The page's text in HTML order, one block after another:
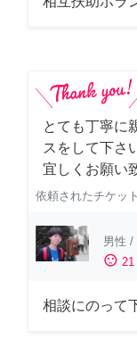
とても丁寧に
スをして下さ
宜しくお願い
依頼されたチケット
男性 /
sentiment_satisfied 21
相談にのって